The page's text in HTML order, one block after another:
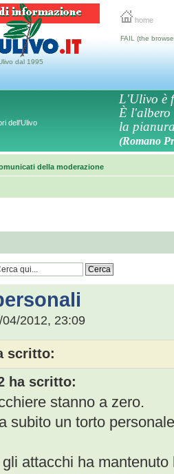
home
dal 1995
FAIL (the
dell'Ulivo
L'Ulivo è
È l'albero
la
(Romano
della moderazione
04/2012, 23:09
scritto:
ha scritto:
stanno a zero.
subito un torto
attacchi ha